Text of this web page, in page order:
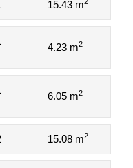
15.43 m
4.23 m2
6.05 m2
15.08 m2